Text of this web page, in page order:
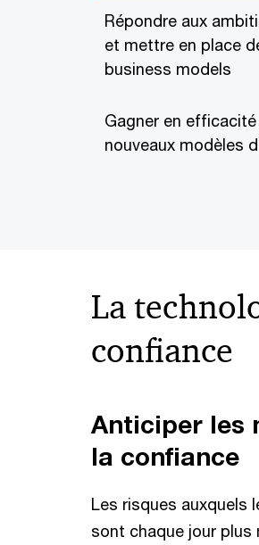
Répondre aux
et mettre en place
business models
Gagner en
nouveaux modèles
La
confiance
Anticiper les
la confiance
Les risques auxquels
sont chaque jour plus